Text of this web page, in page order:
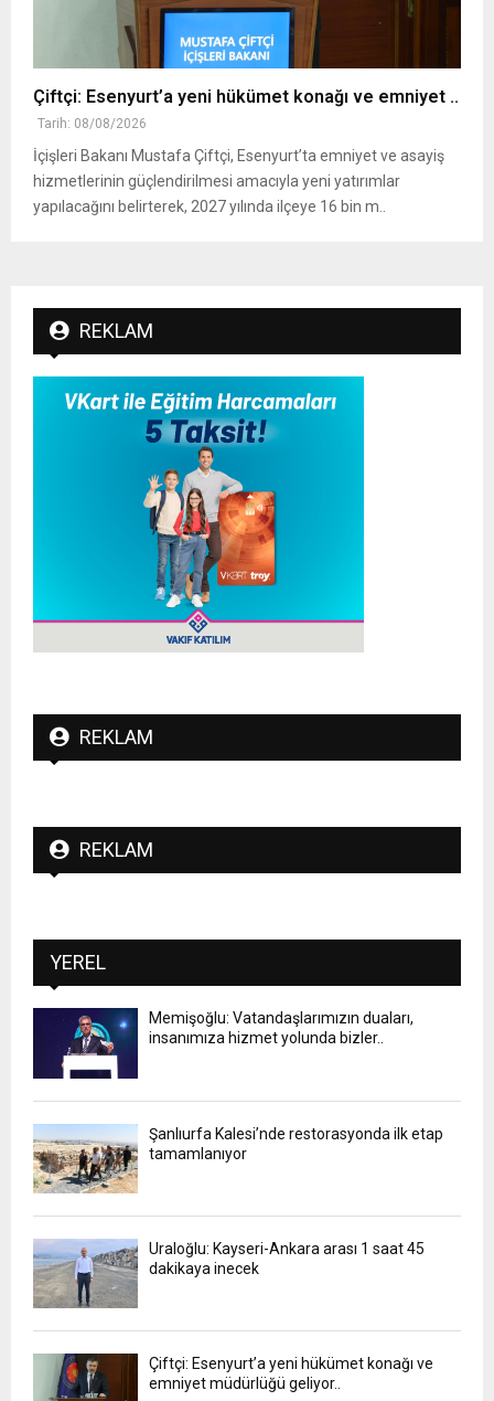
Çiftçi: Esenyurt’a yeni hükümet konağı ve emniyet ..
Tarih: 08/08/2026
İçişleri Bakanı Mustafa Çiftçi, Esenyurt’ta emniyet ve asayiş
hizmetlerinin güçlendirilmesi amacıyla yeni yatırımlar
yapılacağını belirterek, 2027 yılında ilçeye 16 bin m..
REKLAM
REKLAM
REKLAM
YEREL
Memişoğlu: Vatandaşlarımızın duaları,
insanımıza hizmet yolunda bizler..
Şanlıurfa Kalesi’nde restorasyonda ilk etap
tamamlanıyor
Uraloğlu: Kayseri-Ankara arası 1 saat 45
dakikaya inecek
Çiftçi: Esenyurt’a yeni hükümet konağı ve
emniyet müdürlüğü geliyor..